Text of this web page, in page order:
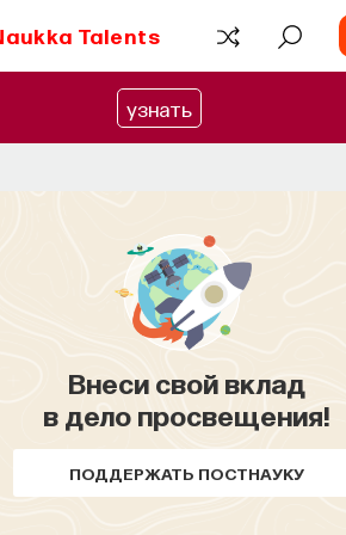
Talents
узнать
Внеси свой вклад
в дело просвещения!
ПОДДЕРЖАТЬ ПОСТНАУКУ
Химия между
нейронами: вещества,
которые управляют нами